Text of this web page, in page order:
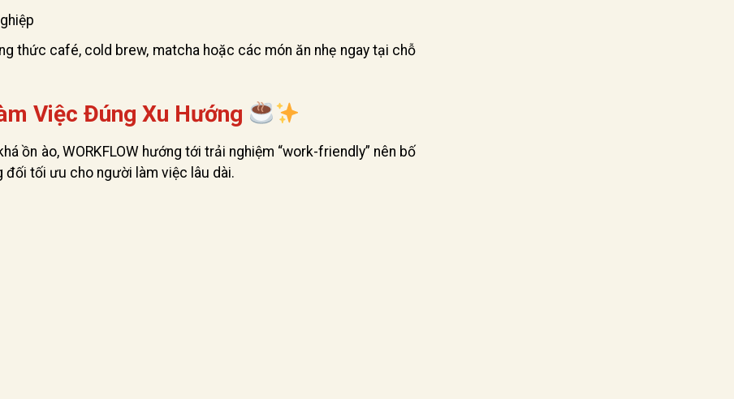
thức café, cold brew, matcha hoặc các món ăn nhẹ ngay tại chỗ
Việc Đúng Xu Hướng
ồn ào, WORKFLOW hướng tới trải nghiệm “work-friendly” nên bố
đối tối ưu cho người làm việc lâu dài.